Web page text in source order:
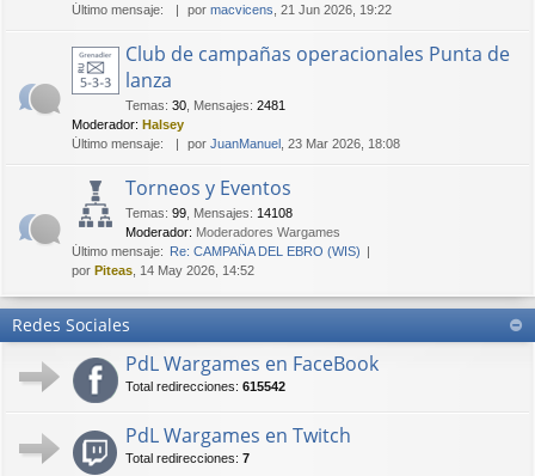
Último mensaje:
por macvicens , 21 Jun 2026, 19:22
Club de campañas operacionales Punta de
lanza
Temas: 30 Mensajes: 2481
Moderador: Halsey
Último mensaje:
por JuanManuel , 23 Mar 2026, 18:08
Torneos y Eventos
Temas: 99 Mensajes: 14108
Moderador: Moderadores Wargames
Último mensaje: Re: CAMPAÑA DEL EBRO (WIS)
por Piteas , 14 May 2026, 14:52
Redes Sociales
PdL Wargames en FaceBook
Total redirecciones: 615542
PdL Wargames en Twitch
Total redirecciones: 7